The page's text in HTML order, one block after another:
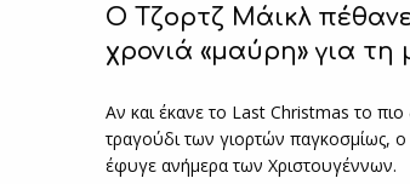
O Τζορτζ Μάικλ
χρονιά «μαύρη» για τη
Αν και έκανε το Last Christmas το πιο
τραγούδι των γιορτών παγκοσμίως,
έφυγε ανήμερα των Χριστουγέννων.